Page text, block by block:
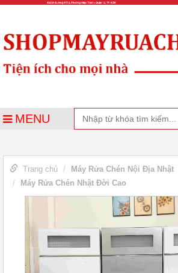
MENU
Trang chủ
Máy Rửa Chén Nội Địa Nhật
Máy Rửa Chén Nhật Đời Cao